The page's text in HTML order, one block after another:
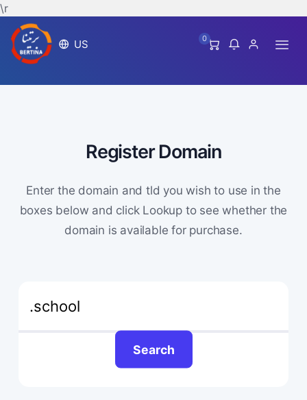
\r
US 0
Register Domain
Enter the domain and tld you wish to use in the
boxes below and click Lookup to see whether the
domain is available for purchase.
Search